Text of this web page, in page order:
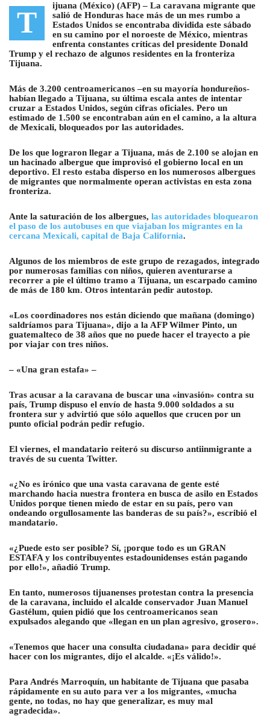
T ijuana (México) (AFP) – La caravana migrante que
salió de Honduras hace más de un mes rumbo a
Estados Unidos se encontraba dividida este sábado
en su camino por el noroeste de México, mientras
enfrenta constantes críticas del presidente Donald
Trump y el rechazo de algunos residentes en la fronteriza
Tijuana.
Más de 3.200 centroamericanos –en su mayoría hondureños-
habían llegado a Tijuana, su última escala antes de intentar
cruzar a Estados Unidos, según cifras oficiales. Pero un
estimado de 1.500 se encontraban aún en el camino, a la altura
de Mexicali, bloqueados por las autoridades.
De los que lograron llegar a Tijuana, más de 2.100 se alojan en
un hacinado albergue que improvisó el gobierno local en un
deportivo. El resto estaba disperso en los numerosos albergues
de migrantes que normalmente operan activistas en esta zona
fronteriza.
Ante la saturación de los albergues, las autoridades bloquearon
el paso de los autobuses en que viajaban los migrantes en la
cercana Mexicali, capital de Baja California.
Algunos de los miembros de este grupo de rezagados, integrado
por numerosas familias con niños, quieren aventurarse a
recorrer a pie el último tramo a Tijuana, un escarpado camino
de más de 180 km. Otros intentarán pedir autostop.
«Los coordinadores nos están diciendo que mañana (domingo)
saldríamos para Tijuana», dijo a la AFP Wilmer Pinto, un
guatemalteco de 38 años que no puede hacer el trayecto a pie
por viajar con tres niños.
– «Una gran estafa» –
Tras acusar a la caravana de buscar una «invasión» contra su
país, Trump dispuso el envío de hasta 9.000 soldados a su
frontera sur y advirtió que sólo aquellos que crucen por un
punto oficial podrán pedir refugio.
El viernes, el mandatario reiteró su discurso antiinmigrante a
través de su cuenta Twitter.
«¿No es irónico que una vasta caravana de gente esté
marchando hacia nuestra frontera en busca de asilo en Estados
Unidos porque tienen miedo de estar en su país, pero van
ondeando orgullosamente las banderas de su país?», escribió el
mandatario.
«¿Puede esto ser posible? Sí, ¡porque todo es un GRAN
ESTAFA y los contribuyentes estadounidenses están pagando
por ello!», añadió Trump.
En tanto, numerosos tijuanenses protestan contra la presencia
de la caravana, incluido el alcalde conservador Juan Manuel
Gastélum, quien pidió que los centroamericanos sean
expulsados alegando que «llegan en un plan agresivo, grosero».
«Tenemos que hacer una consulta ciudadana» para decidir qué
hacer con los migrantes, dijo el alcalde. «¡Es válido!».
Para Andrés Marroquín, un habitante de Tijuana que pasaba
rápidamente en su auto para ver a los migrantes, «mucha
gente, no todas, no hay que generalizar, es muy mal
agradecida».